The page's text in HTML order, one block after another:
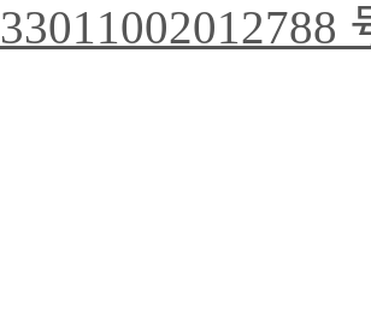
33011002012788